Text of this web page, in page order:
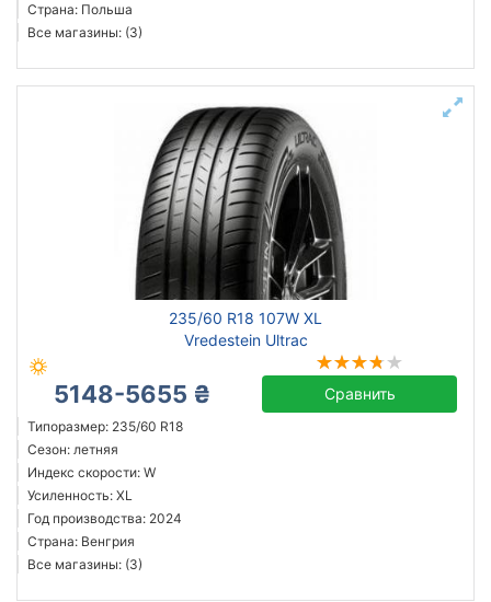
Страна: Польша
Все магазины: (3)
235/60 R18 107W XL
Vredestein Ultrac
5148-5655 ₴ Сравнить
Типоразмер: 235/60 R18
Сезон: летняя
Индекс скорости: W
Усиленность: XL
Год производства: 2024
Страна: Венгрия
Все магазины: (3)